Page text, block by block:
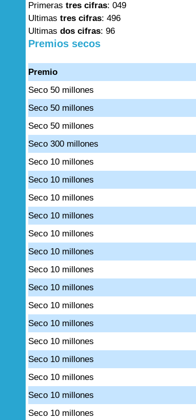
Primeras tres cifras: 049
Ultimas tres cifras: 496
Ultimas dos cifras: 96
Premios secos
Premio
Seco 50 millones
Seco 50 millones
Seco 50 millones
Seco 300 millones
Seco 10 millones
Seco 10 millones
Seco 10 millones
Seco 10 millones
Seco 10 millones
Seco 10 millones
Seco 10 millones
Seco 10 millones
Seco 10 millones
Seco 10 millones
Seco 10 millones
Seco 10 millones
Seco 10 millones
Seco 10 millones
Seco 10 millones